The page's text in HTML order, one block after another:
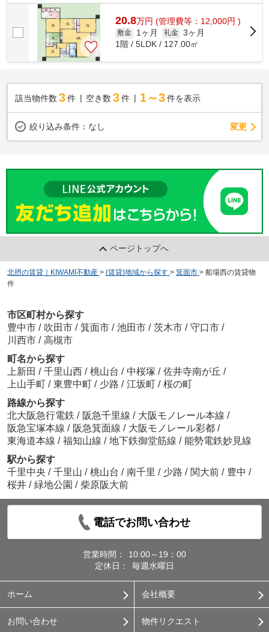
あり、交通の利便性が高いです。賃貸...
20.8万円 (管理費等：12,000円 )
敷金 1ヶ月 礼金 3ヶ月
1階 / 5LDK / 127.00㎡
該当物件数 3件 空き数 3 件 1～3 件を表示
絞り込み条件： なし 変更
ページトップへ
北摂の賃貸｜KIWAMI不動産 > (賃貸)地域から探す > 箕面市 > 船場西の賃貸物
件
市区町村から探す
豊中市 / 吹田市 / 箕面市 / 池田市 / 茨木市 / 守口市 /
川西市 / 高槻市
町名から探す
上新田 / 千里山西 / 桃山台 / 中桜塚 / 佐井寺南が丘 /
上山手町 / 東豊中町 / 少路 / 江坂町 / 桜の町
路線から探す
北大阪急行電鉄 / 阪急千里線 / 大阪モノレール本線 /
阪急宝塚本線 / 阪急箕面線 / 大阪モノレール彩都 /
東海道本線 / 福知山線 / 地下鉄御堂筋線 / 能勢電鉄妙見線
駅から探す
千里中央 / 千里山 / 桃山台 / 南千里 / 少路 / 関大前 / 豊中 /
桜井 / 緑地公園 / 柴原阪大前
電話でお問い合わせ
営業時間：
10:00～19：00
定休日：
毎週水曜日
ホーム 会社概要
お問い合わせ 物件リクエスト